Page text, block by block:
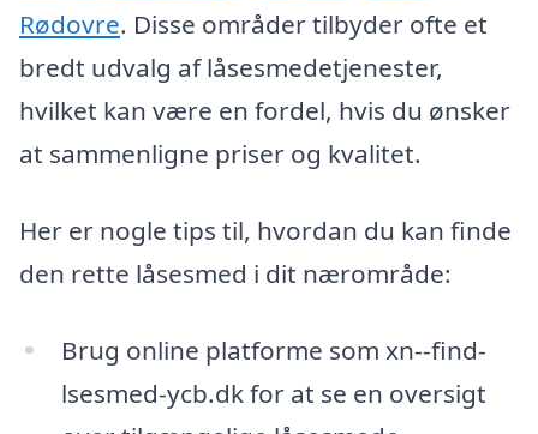
Rødovre. Disse områder tilbyder ofte et
bredt udvalg af låsesmedetjenester,
hvilket kan være en fordel, hvis du ønsker
at sammenligne priser og kvalitet.
Her er nogle tips til, hvordan du kan finde
den rette låsesmed i dit nærområde:
Brug online platforme som xn--find-
lsesmed-ycb.dk for at se en oversigt